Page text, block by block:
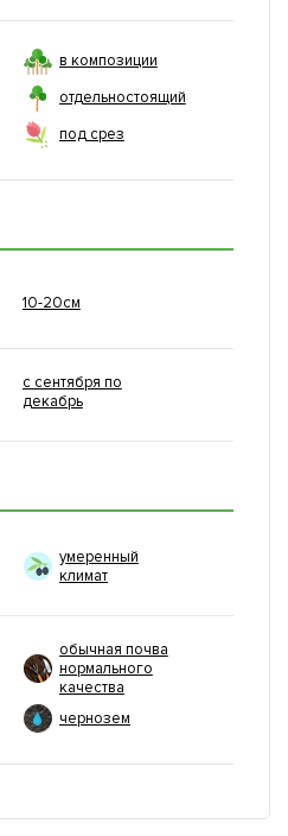
в композиции
отдельностоящий
под срез
10-20см
с сентября по
декабрь
умеренный
климат
обычная почва
нормального
качества
чернозем